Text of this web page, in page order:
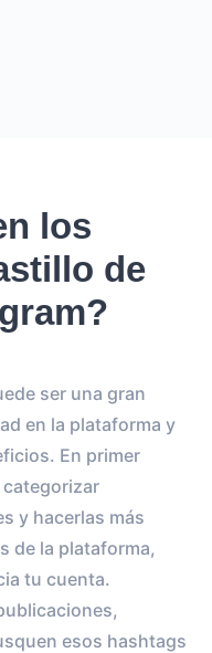
los
de
ser una gran
en la plataforma y
En primer
y hacerlas más
de la plataforma,
tu cuenta.
esos hashtags